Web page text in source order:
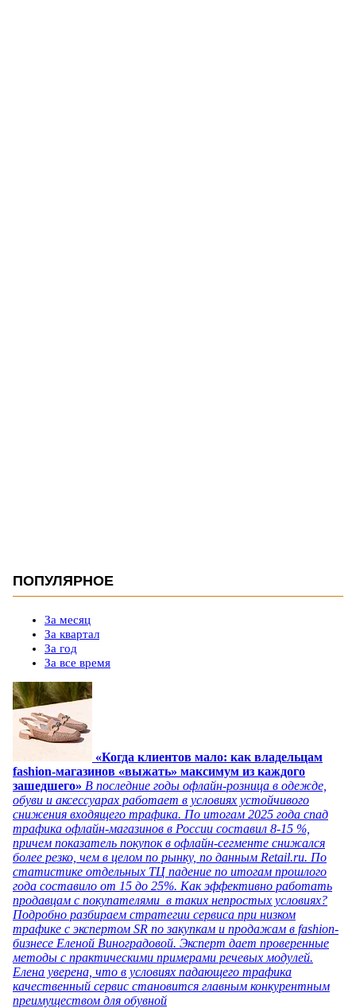
ПОПУЛЯРНОЕ
За месяц
За квартал
За год
За все время
«Когда клиентов мало: как владельцам
fashion-магазинов «выжать» максимум из каждого
зашедшего» В последние годы офлайн-розница в одежде,
обуви и аксессуарах работает в условиях устойчивого
снижения входящего трафика. По итогам 2025 года спад
трафика офлайн-магазинов в России составил 8-15 %,
причем показатель покупок в офлайн-сегменте снижался
более резко, чем в целом по рынку, по данным Retail.ru. По
статистике отдельных ТЦ падение по итогам прошлого
года составило от 15 до 25%. Как эффективно работать
продавцам с покупателями в таких непростых условиях?
Подробно разбираем стратегии сервиса при низком
трафике с экспертом SR по закупкам и продажам в fashion-
бизнесе Еленой Виноградовой. Эксперт дает проверенные
методы с практическими примерами речевых модулей.
Елена уверена, что в условиях падающего трафика
качественный сервис становится главным конкурентным
преимуществом для обувной